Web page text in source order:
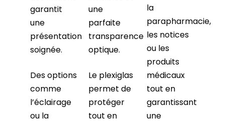
garantit
une
présentation
soignée.
Des options
comme
l’éclairage
ou la
une
parfaite
transparence
optique.
Le plexiglas
permet de
protéger
tout en
la
parapharmacie,
les notices
ou les
produits
médicaux
tout en
garantissant
une